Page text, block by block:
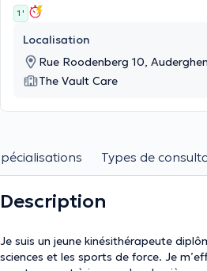
1 '
Localisation
Rue Roodenberg 10,
The Vault Care
Types de
Description
Je suis un jeune kinésithérapeute
sciences et les sports de force. Je